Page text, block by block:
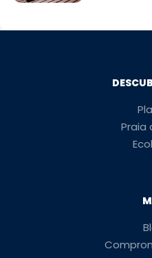
Praia